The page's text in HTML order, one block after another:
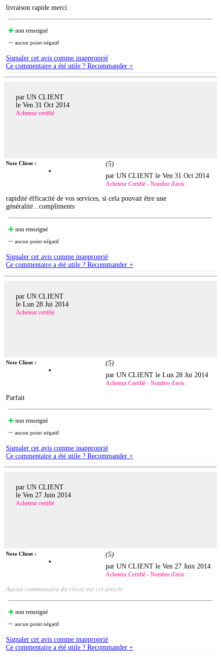
livraison rapide merci
non renseigné
aucun point négatif
Signaler cet avis comme inapproprié
Ce commentaire a été utile ? Recommander +
par UN CLIENT
le Ven 31 Oct 2014
Acheteur certifié
Note Client : (5)
par UN CLIENT leVen 31 Oct 2014
Acheteur Certifié - Nombre d'avis :
rapidité éfficacité de vos services, si cela pouvait être une
généralité...compliments
non renseigné
aucun point négatif
Signaler cet avis comme inapproprié
Ce commentaire a été utile ? Recommander +
par UN CLIENT
le Lun 28 Jui 2014
Acheteur certifié
Note Client : (5)
par UN CLIENT leLun 28 Jui 2014
Acheteur Certifié - Nombre d'avis :
Parfait
non renseigné
aucun point négatif
Signaler cet avis comme inapproprié
Ce commentaire a été utile ? Recommander +
par UN CLIENT
le Ven 27 Juin 2014
Acheteur certifié
Note Client : (5)
par UN CLIENT leVen 27 Juin 2014
Acheteur Certifié - Nombre d'avis :
Aucun commentaire du client sur cet article
non renseigné
aucun point négatif
Signaler cet avis comme inapproprié
Ce commentaire a été utile ? Recommander +